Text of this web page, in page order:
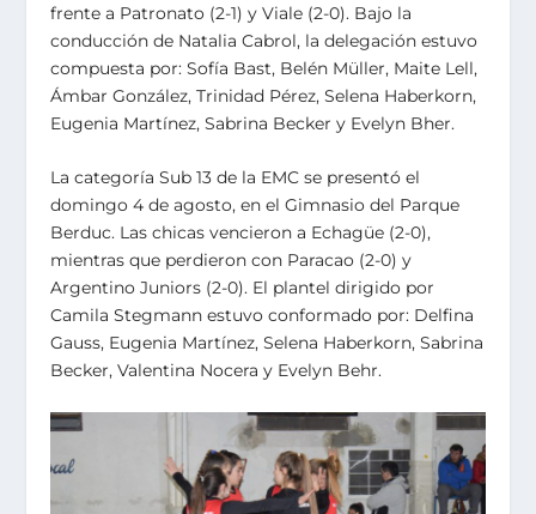
frente a Patronato (2-1) y Viale (2-0). Bajo la
conducción de Natalia Cabrol, la delegación estuvo
compuesta por: Sofía Bast, Belén Müller, Maite Lell,
Ámbar González, Trinidad Pérez, Selena Haberkorn,
Eugenia Martínez, Sabrina Becker y Evelyn Bher.
La categoría Sub 13 de la EMC se presentó el
domingo 4 de agosto, en el Gimnasio del Parque
Berduc. Las chicas vencieron a Echagüe (2-0),
mientras que perdieron con Paracao (2-0) y
Argentino Juniors (2-0). El plantel dirigido por
Camila Stegmann estuvo conformado por: Delfina
Gauss, Eugenia Martínez, Selena Haberkorn, Sabrina
Becker, Valentina Nocera y Evelyn Behr.